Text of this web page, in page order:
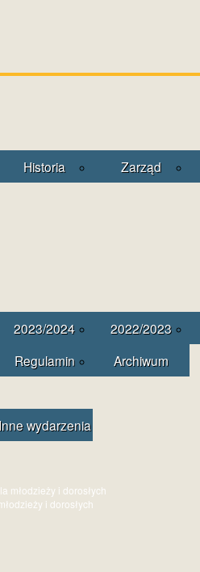
Historia Zarząd
2023/2024 2022/2023
Regulamin
Archiwum
Inne wydarzenia
i dorosłych